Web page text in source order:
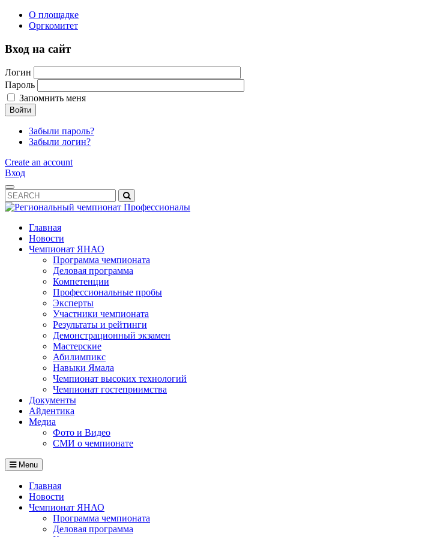
О площадке
Оргкомитет
Вход на сайт
Логин
Пароль
Запомнить меня
Войти
Забыли пароль?
Забыли логин?
Create an account
Вход
Главная
Новости
Чемпионат ЯНАО
Программа чемпионата
Деловая программа
Компетенции
Профессиональные пробы
Эксперты
Участники чемпионата
Результаты и рейтинги
Демонстрационный экзамен
Мастерские
Абилимпикс
Навыки Ямала
Чемпионат высоких технологий
Чемпионат гостеприимства
Документы
Айдентика
Медиа
Фото и Видео
СМИ о чемпионате
Menu
Главная
Новости
Чемпионат ЯНАО
Программа чемпионата
Деловая программа